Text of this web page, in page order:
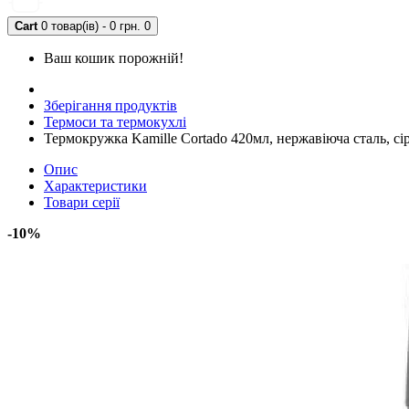
Cart 0 товар(ів) - 0 грн. 0
Ваш кошик порожній!
Зберігання продуктів
Термоси та термокухлі
Термокружка Kamille Cortado 420мл, нержавіюча сталь,
Опис
Характеристики
Товари серії
-10%